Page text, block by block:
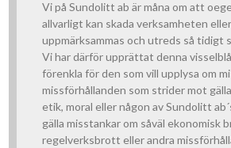
Vi på Sundolitt ab är måna om att
allvarligt kan skada verksamheten
uppmärksammas och utreds så tidigt
Vi har därför upprättat denna
förenkla för den som vill upplysa om
missförhållanden som strider mot
etik, moral eller någon av Sundolitt
gälla misstankar om såväl ekonomisk
regelverksbrott eller andra